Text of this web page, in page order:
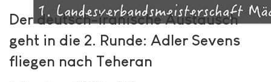
Der deutsch-iranische Austausch
geht in die 2. Runde: Adler Sevens
fliegen nach Teheran